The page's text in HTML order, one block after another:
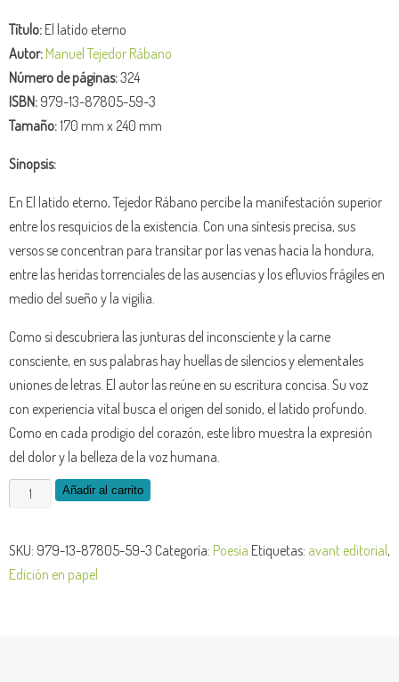
Título:El latido eterno
Autor:Manuel Tejedor Rábano
Número de páginas:324
ISBN:979-13-87805-59-3
Tamaño:170 mm x 240 mm
Sinopsis:
En El latido eterno, Tejedor Rábano percibe la manifestación superior
entre los resquicios de la existencia. Con una síntesis precisa, sus
versos se concentran para transitar por las venas hacia la hondura,
entre las heridas torrenciales de las ausencias y los efluvios frágiles en
medio del sueño y la vigilia.
Como si descubriera las junturas del inconsciente y la carne
consciente, en sus palabras hay huellas de silencios y elementales
uniones de letras. El autor las reúne en su escritura concisa. Su voz
con experiencia vital busca el origen del sonido, el latido profundo.
Como en cada prodigio del corazón, este libro muestra la expresión
del dolor y la belleza de la voz humana.
Añadir al carrito
SKU: 979-13-87805-59-3 Categoría: Poesía Etiquetas: avant editorial,
Edición en papel